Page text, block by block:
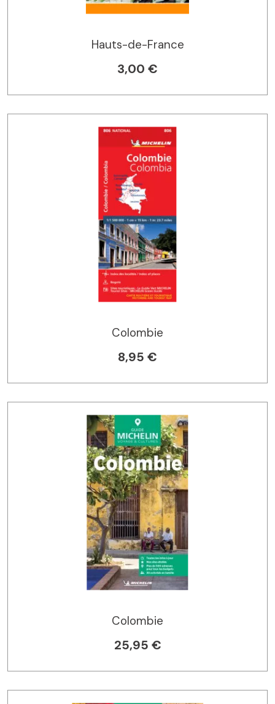
Hauts-de-France
3,00 €
Colombie
8,95 €
Colombie
25,95 €